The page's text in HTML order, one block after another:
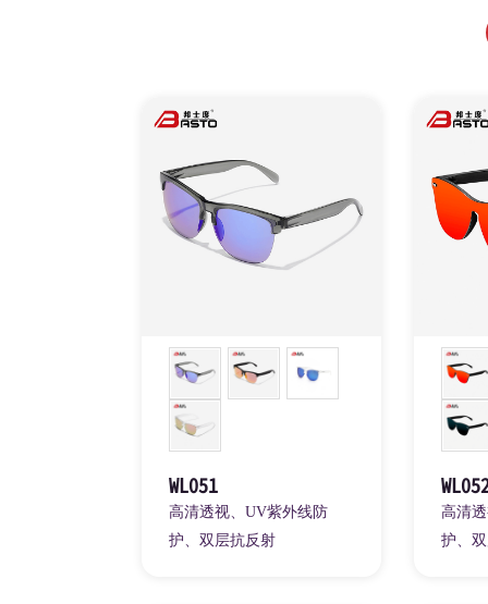
WL051
高清透视、UV紫外线防
护、双层抗反射
高清
护、